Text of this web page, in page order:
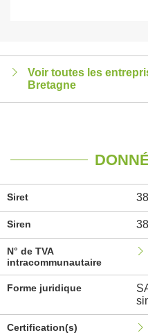
Voir toutes les
Bretagne
Siret
Siren
N° de TVA
intracommunautaire
Forme juridique
Certification(s)